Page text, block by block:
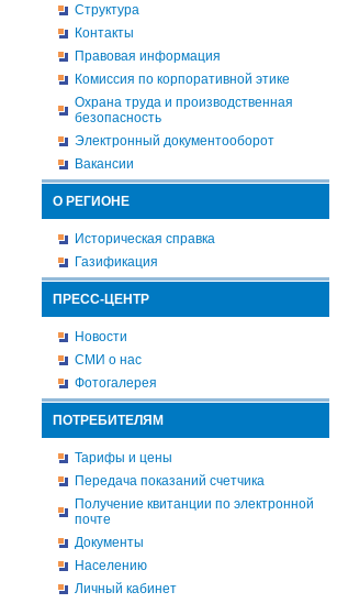
Структура
Контакты
Правовая информация
Комиссия по корпоративной этике
Охрана труда и производственная
безопасность
Электронный документооборот
Вакансии
О РЕГИОНЕ
Историческая справка
Газификация
ПРЕСС-ЦЕНТР
Новости
СМИ о нас
Фотогалерея
ПОТРЕБИТЕЛЯМ
Тарифы и цены
Передача показаний счетчика
Получение квитанции по электронной
почте
Документы
Населению
Личный кабинет